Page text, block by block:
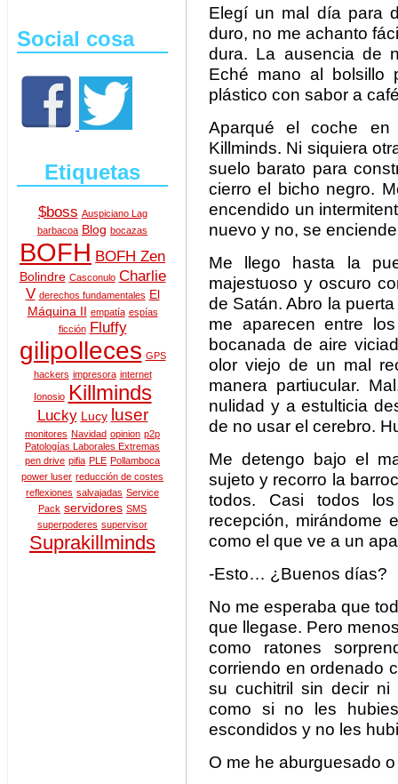
Social cosa
Etiquetas
$boss Auspiciano Lag
barbacoa Blog bocazas
BOFH BOFH Zen
Bolindre Casconulo Charlie
V derechos fundamentales El
Máquina II empatía espías
ficción
Fluffy
gilipolleces GPS
hackers impresora internet
Ionosio Killminds
Lucky Lucy luser
monitores Navidad opinion p2p
Patologías Laborales Extremas
pen drive pifia PLE Pollamboca
power luser reducción de costes
reflexiones salvajadas Service
Pack servidores SMS
superpoderes supervisor
Suprakillminds
Elegí un mal día para
duro, no me achanto
dura. La ausencia de
Eché mano al bolsillo
plástico con sabor a
Aparqué el coche
Killminds. Ni siquiera
suelo barato para
cierro el bicho negro.
encendido un
nuevo y no, se
Me llego hasta la
majestuoso y oscuro
de Satán. Abro la
me aparecen entre
bocanada de aire
olor viejo de un mal
manera partiucular.
nulidad y a estulticia
de no usar el cerebro.
Me detengo bajo el
sujeto y recorro la
todos. Casi todos
recepción, mirándome
como el que ve a un
-Esto… ¿Buenos días?
No me esperaba que
que llegase. Pero
como ratones
corriendo en ordenado
su cuchitril sin decir
como si no les
escondidos y no les
O me he aburguesado